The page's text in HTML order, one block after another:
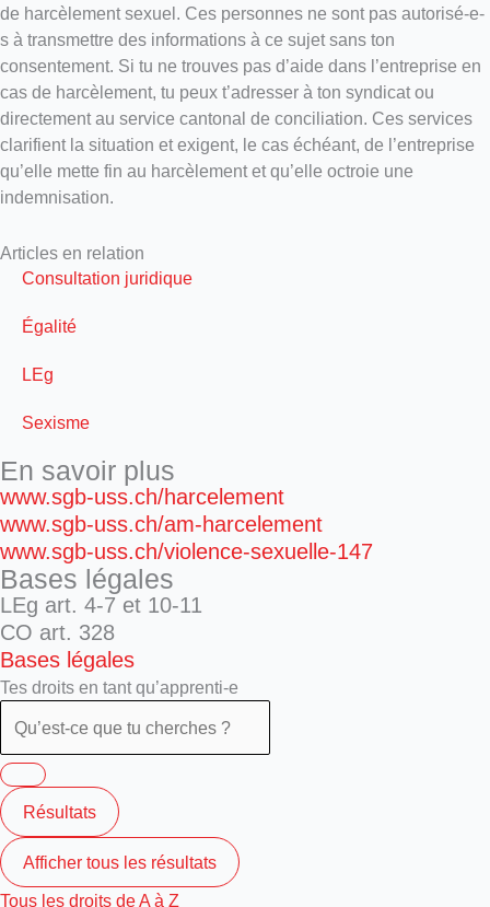
de harcèlement sexuel. Ces personnes ne sont pas autorisé-e-
s à transmettre des informations à ce sujet sans ton
consentement. Si tu ne trouves pas d’aide dans l’entreprise en
cas de harcèlement, tu peux t’adresser à ton syndicat ou
directement au service cantonal de conciliation. Ces services
clarifient la situation et exigent, le cas échéant, de l’entreprise
qu’elle mette fin au harcèlement et qu’elle octroie une
indemnisation.
Articles en relation
Consultation juridique
Égalité
LEg
Sexisme
En savoir plus
www.sgb-uss.ch/harcelement
www.sgb-uss.ch/am-harcelement
www.sgb-uss.ch/violence-sexuelle-147
Bases légales
LEg art. 4-7 et 10-11
CO art. 328
Bases légales
Tes droits en tant qu’apprenti-e
Résultats
Afficher tous les résultats
Tous les droits de A à Z